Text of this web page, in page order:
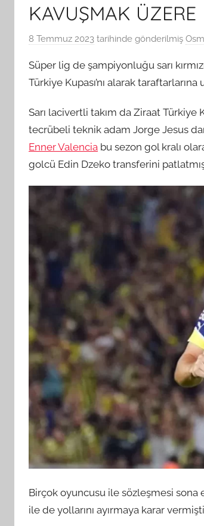
KAVUŞMAK ÜZERE
8 Temmuz 2023 tarihinde gönderilmiş
Süper lig de şampiyonluğu sarı
Türkiye Kupası’nı alarak
Sarı lacivertli takım da Ziraat Türkiye
tecrübeli teknik adam Jorge Jesus
Enner Valencia bu sezon gol kralı
golcü Edin Dzeko transferini
Birçok oyuncusu ile sözleşmesi sona
ile de yollarını ayırmaya karar